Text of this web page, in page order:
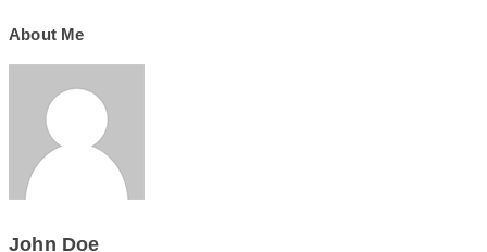
About Me
John Doe